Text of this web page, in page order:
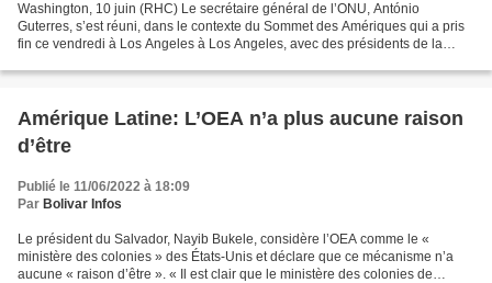
Washington, 10 juin (RHC) Le secrétaire général de l’ONU, António
Guterres, s’est réuni, dans le contexte du Sommet des Amériques qui a pris
fin ce vendredi à Los Angeles à Los Angeles, avec des présidents de la
Amérique Latine: L’OEA n’a plus aucune raison
d’être
Publié le 11/06/2022 à 18:09
Par Bolivar Infos
Le président du Salvador, Nayib Bukele, considère l’OEA comme le «
ministère des colonies » des États-Unis et déclare que ce mécanisme n’a
aucune « raison d’être ». « Il est clair que le ministère des colonies de